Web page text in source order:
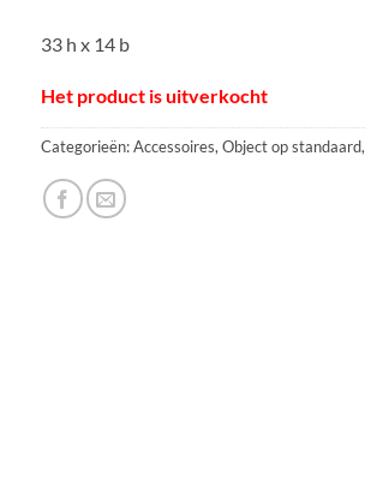
33 h x 14 b
Het product is uitverkocht
Categorieën:Accessoires, Object op standaard,